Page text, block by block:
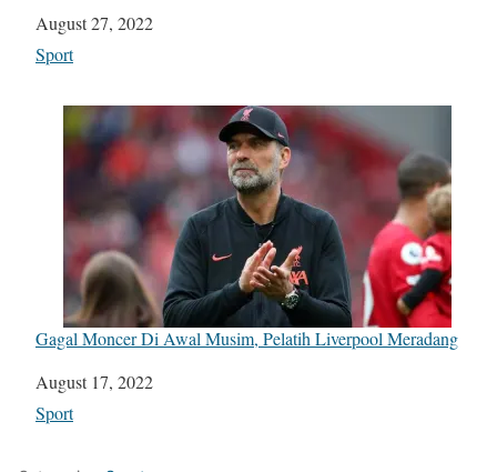
Date
August 27, 2022
In relation to
Sport
Gagal Moncer Di Awal Musim, Pelatih Liverpool Meradang
Date
August 17, 2022
In relation to
Sport